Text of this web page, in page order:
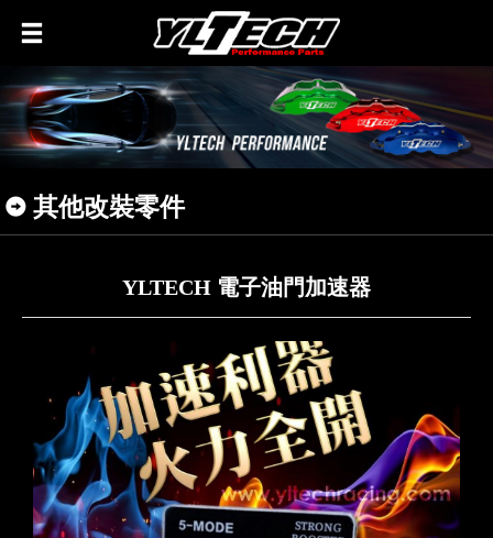
其他改裝零件
YLTECH 電子油門加速器